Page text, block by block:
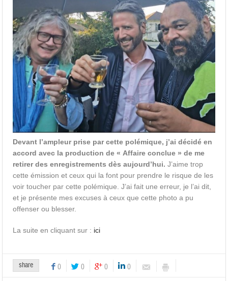
Devant l’ampleur prise par cette polémique, j’ai décidé en
accord avec la production de « Affaire conclue » de me
retirer des enregistrements dès aujourd’hui. J’aime trop
cette émission et ceux qui la font pour prendre le risque de les
voir toucher par cette polémique. J’ai fait une erreur, je l’ai dit,
et je présente mes excuses à ceux que cette photo a pu
offenser ou blesser.
La suite en cliquant sur : ici
share 0 0 0 0